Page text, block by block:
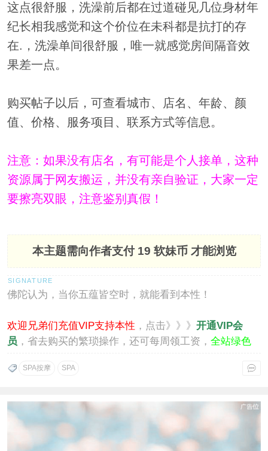
这点很舒服，洗澡前后都在过道碰见几位身材年
纪长相我感觉和这个价位在未科都是抗打的存
在.，洗澡单间很舒服，唯一就感觉房间隔音效
果差一点。
购买帖子以后，可查看城市、店名、年龄、颜
值、价格、服务项目、联系方式等信息。
注意：如果没有店名，有可能是个人接单，这种
资源属于网友搬运，并没有亲自验证，大家一定
要擦亮双眼，注意鉴别真假！
本主题需向作者支付 19 软妹币 才能浏览
佛陀认为，当你五蕴皆空时，就能看到本性！
欢迎兄弟们充值VIP支持本性 ，点击》》》 开通VIP会
员 ，省去购买的繁琐操作，还可每周领工资， 全站绿色
SPA按摩 SPA